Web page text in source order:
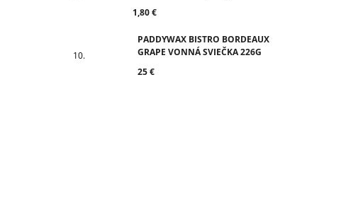
1,80 €
PADDYWAX BISTRO BORDEAUX
GRAPE VONNÁ SVIEČKA 226G
25 €